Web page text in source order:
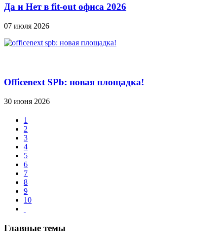
Да и Нет в fit-out офиса 2026
07 июля 2026
Officenext SPb: новая площадка!
30 июня 2026
1
2
3
4
5
6
7
8
9
10
Главные темы